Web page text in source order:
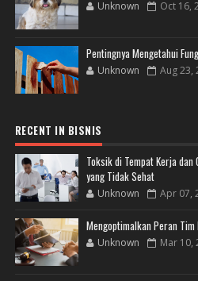
Unknown Oct 16,
Pentingnya Mengetahui
Unknown Aug 23,
RECENT IN BISNIS
Toksik di Tempat Kerja
yang Tidak Sehat
Unknown Apr 07,
Mengoptimalkan Peran
Unknown Mar 10,